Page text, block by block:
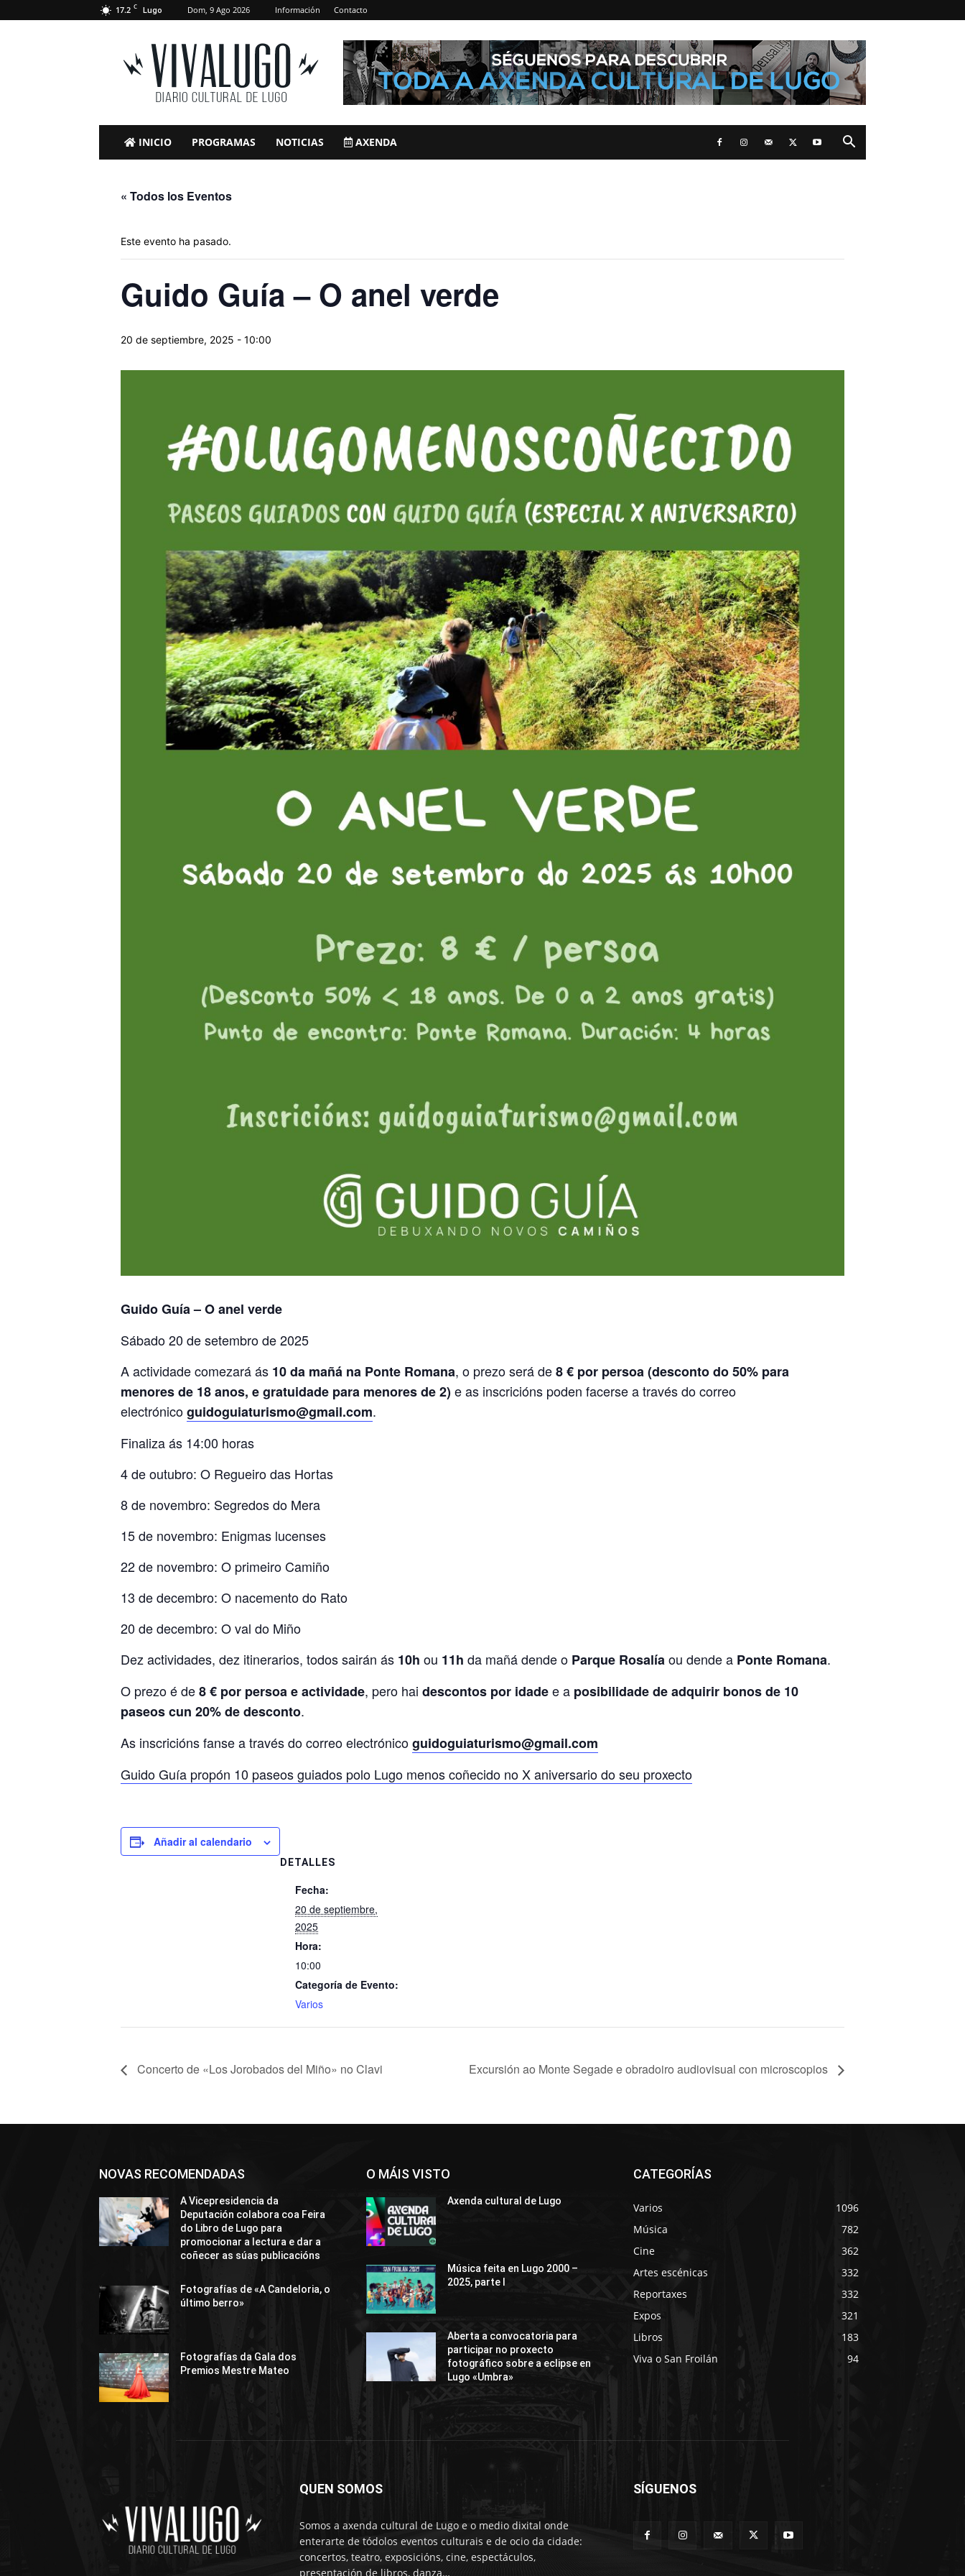
17.2 C Lugo Dom, 9 Ago 2026 Información Contacto
VivaLugo
INICIO PROGRAMAS NOTICIAS AXENDA
« Todos los Eventos
Este evento ha pasado.
Guido Guía – O anel verde
20 de septiembre, 2025 - 10:00
Guido Guía – O anel verde
Sábado 20 de setembro de 2025
A actividade comezará ás 10 da mañá na Ponte Romana, o prezo será de8 € por persoa (desconto do 50% para
menores de 18 anos, e gratuidade para menores de 2)e as inscricións poden facerse a través do correo
electrónicoguidoguiaturismo@gmail.com.
Finaliza ás 14:00 horas
4 de outubro: O Regueiro das Hortas
8 de novembro: Segredos do Mera
15 de novembro: Enigmas lucenses
22 de novembro: O primeiro Camiño
13 de decembro: O nacemento do Rato
20 de decembro: O val do Miño
Dez actividades, dez itinerarios, todos sairán ás 10h ou 11h da mañá dende o Parque Rosalíaou dende a Ponte Romana.
O prezo é de8 € por persoa e actividade, pero hai descontos por idadee a posibilidade de adquirir bonos de 10
paseos cun 20% de desconto.
As inscricións fanse a través do correo electrónicoguidoguiaturismo@gmail.com
Guido Guía propón 10 paseos guiados polo Lugo menos coñecido no X aniversario do seu proxecto
Añadir al calendario
DETALLES
Fecha:
20 de septiembre,
2025
Hora:
10:00
Categoría de Evento:
Varios
Concerto de «Los Jorobados del Miño» no Clavi Excursión ao Monte Segade e obradoiro audiovisual con microscopios
NOVAS RECOMENDADAS
A Vicepresidencia da
Deputación colabora coa Feira
do Libro de Lugo para
promocionar a lectura e dar a
coñecer as súas publicacións
Fotografías de «A Candeloria, o
último berro»
Fotografías da Gala dos
Premios Mestre Mateo
O MÁIS VISTO
Axenda cultural de Lugo
Música feita en Lugo 2000 –
2025, parte I
Aberta a convocatoria para
participar no proxecto
fotográfico sobre a eclipse en
Lugo «Umbra»
CATEGORÍAS
Varios
1096
Música
782
Cine
362
Artes escénicas
332
Reportaxes
332
Expos
321
Libros
183
Viva o San Froilán
94
QUEN SOMOS
Somos a axenda cultural de Lugo e o medio dixital onde
enterarte de tódolos eventos culturais e de ocio da cidade:
concertos, teatro, exposicións, cine, espectáculos,
presentación de libros, danza…
SÍGUENOS